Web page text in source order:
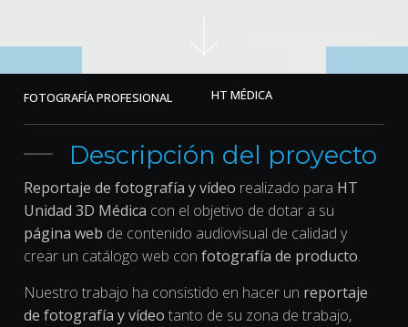
FOTOGRAFÍA PROFESIONAL HT MÉDICA
Descripción del proyecto
Reportaje de fotografía y vídeo realizado para HT
Unidad 3D Médica con el objetivo de dotar a su
página web de contenido audiovisual de calidad y
crear un catálogo web con fotografía de producto.
Nuestro trabajo ha consistido en hacer un reportaje
de fotografía y vídeotanto de su zona de trabajo,